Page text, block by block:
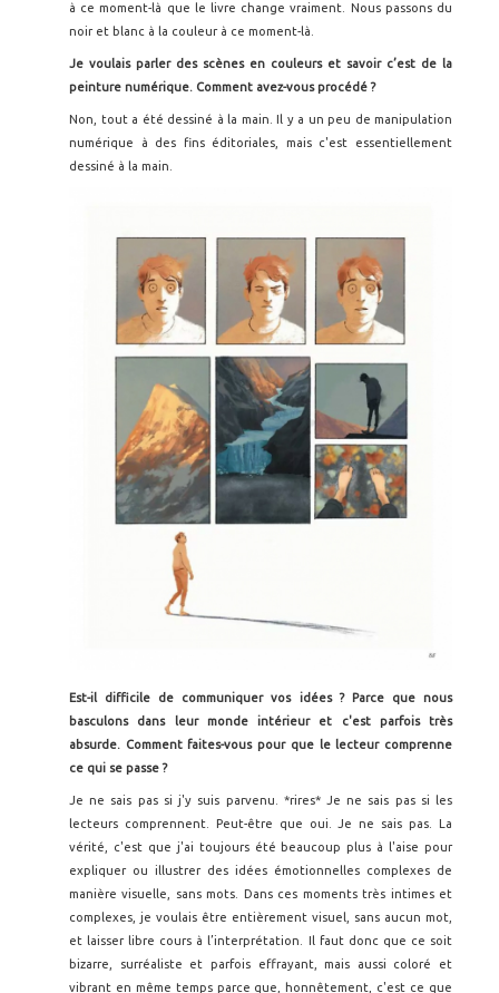
à ce moment-là que le livre change vraiment. Nous passons du
noir et blanc à la couleur à ce moment-là.
Je voulais parler des scènes en couleurs et savoir c’est de la
peinture numérique. Comment avez-vous procédé?
Non, tout a été dessiné à la main. Il y a un peu de manipulation
numérique à des fins éditoriales, mais c'est essentiellement
dessiné à la main.
Est-il difficile de communiquer vos idées ? Parce que nous
basculons dans leur monde intérieur et c'est parfois très
absurde. Comment faites-vous pour que le lecteur comprenne
ce qui se passe ?
Je ne sais pas si j'y suis parvenu. *rires* Je ne sais pas si les
lecteurs comprennent. Peut-être que oui. Je ne sais pas. La
vérité, c'est que j'ai toujours été beaucoup plus à l'aise pour
expliquer ou illustrer des idées émotionnelles complexes de
manière visuelle, sans mots. Dans ces moments très intimes et
complexes, je voulais être entièrement visuel, sans aucun mot,
et laisser libre cours à l’interprétation. Il faut donc que ce soit
bizarre, surréaliste et parfois effrayant, mais aussi coloré et
vibrant en même temps parce que, honnêtement, c'est ce que